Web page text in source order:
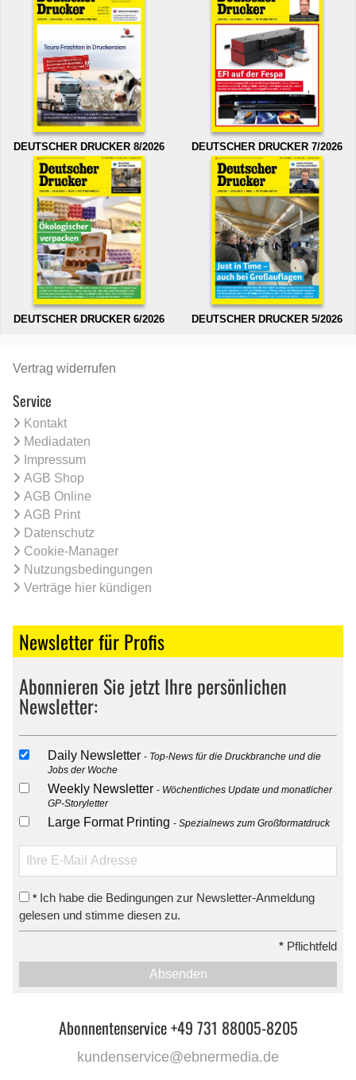
DEUTSCHER DRUCKER 8/2026 DEUTSCHER DRUCKER 7/2026
DEUTSCHER DRUCKER 6/2026 DEUTSCHER DRUCKER 5/2026
Vertrag widerrufen
Service
Kontakt
Mediadaten
Impressum
AGB Shop
AGB Online
AGB Print
Datenschutz
Cookie-Manager
Nutzungsbedingungen
Verträge hier kündigen
Newsletter für Profis
Abonnieren Sie jetzt Ihre persönlichen
Newsletter:
Daily Newsletter
Top-News für die Druckbranche und die
Jobs der Woche
Weekly Newsletter
Wöchentliches Update und monatlicher
GP-Storyletter
Large Format Printing Spezialnews zum Großformatdruck
* Ich habe die Bedingungen zur Newsletter-Anmeldung
gelesen und stimme diesen zu.
* Pflichtfeld
Absenden
Abonnentenservice +49 731 88005-8205
kundenservice@ebnermedia.de